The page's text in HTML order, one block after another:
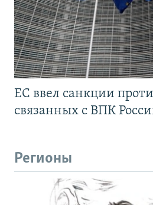
ЕС ввел санкции
связанных с ВПК
Регионы